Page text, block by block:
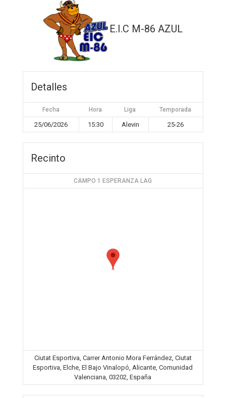
E.I.C M-86 AZUL
Detalles
Fecha Hora Liga Temporada
25/06/2026 15:30 Alevin 25-26
Recinto
CAMPO 1 ESPERANZA LAG
Ciutat Esportiva, Carrer Antonio Mora Ferrández, Ciutat
Esportiva, Elche, El Bajo Vinalopó, Alicante, Comunidad
Valenciana, 03202, España